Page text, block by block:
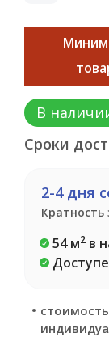
В
Сроки
2-4 дня
Кратность
54 м2 в